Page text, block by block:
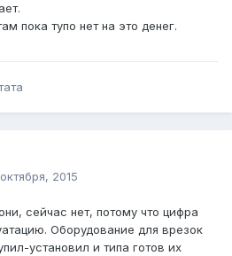
пока тупо нет на это денег.
2015
сейчас нет, потому что цифра
Оборудование для врезок
установил и типа готов их